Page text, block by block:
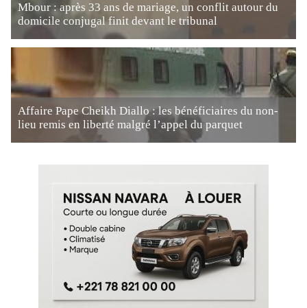
Mbour : après 33 ans de mariage, un conflit autour du
domicile conjugal finit devant le tribunal
Affaire Pape Cheikh Diallo : les bénéficiaires du non-
lieu remis en liberté malgré l’appel du parquet